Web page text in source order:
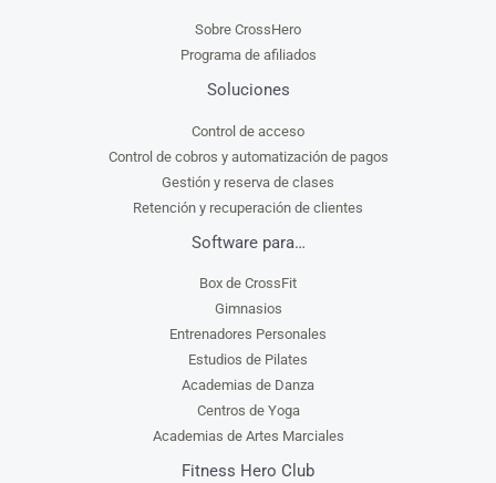
Sobre CrossHero
Programa de afiliados
Soluciones
Control de acceso
Control de cobros y automatización de pagos
Gestión y reserva de clases
Retención y recuperación de clientes
Software para…
Box de CrossFit
Gimnasios
Entrenadores Personales
Estudios de Pilates
Academias de Danza
Centros de Yoga
Academias de Artes Marciales
Fitness Hero Club